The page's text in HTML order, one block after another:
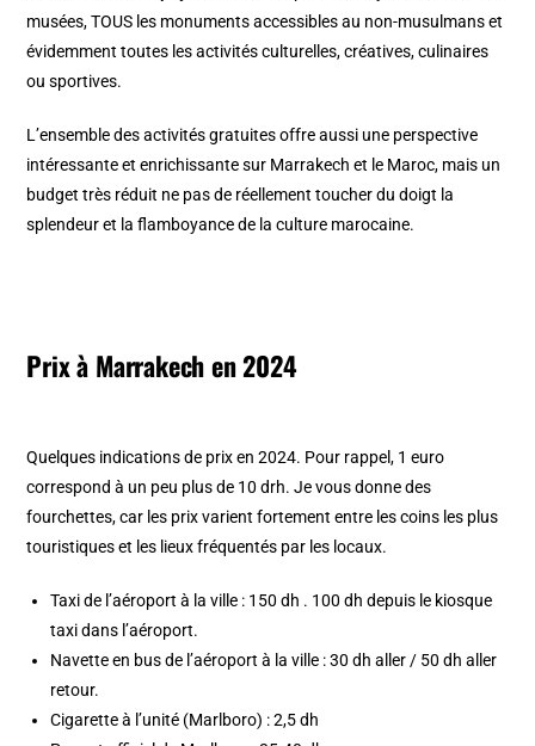
musées, TOUS les monuments accessibles au non-musulmans et
évidemment toutes les activités culturelles, créatives, culinaires
ou sportives.
L’ensemble des activités gratuites offre aussi une perspective
intéressante et enrichissante sur Marrakech et le Maroc, mais un
budget très réduit ne pas de réellement toucher du doigt la
splendeur et la flamboyance de la culture marocaine.
Prix à Marrakech en 2024
Quelques indications de prix en 2024. Pour rappel, 1 euro
correspond à un peu plus de 10 drh. Je vous donne des
fourchettes, car les prix varient fortement entre les coins les plus
touristiques et les lieux fréquentés par les locaux.
Taxi de l’aéroport à la ville : 150 dh . 100 dh depuis le kiosque
taxi dans l’aéroport.
Navette en bus de l’aéroport à la ville : 30 dh aller / 50 dh aller
retour.
Cigarette à l’unité (Marlboro) : 2,5 dh